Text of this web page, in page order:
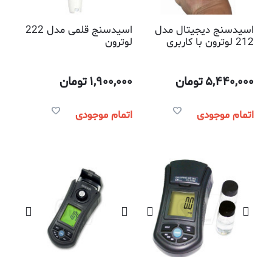
اسیدسنج دیجیتال مدل
212 لوترون با کاربری
5,440,000تومان
اتمام موجودی
اسیدسنج قلمی مدل 222
لوترون
1,900,000تومان
اتمام موجودی